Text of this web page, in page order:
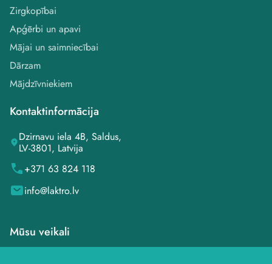
Zirgkopībai
Apģērbi un apavi
Mājai un saimniecībai
Dārzam
Mājdzīvniekiem
Kontaktinformācija
Dzirnavu iela 4B, Saldus,
LV-3801, Latvija
+371 63 824 118
info@laktro.lv
Mūsu veikali